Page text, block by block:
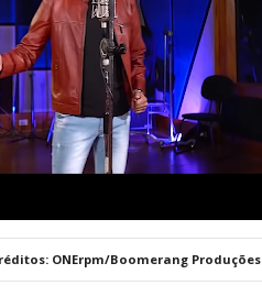
ONErpm/Boomerang Produções